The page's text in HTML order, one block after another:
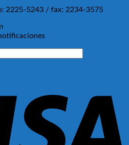
2225-5243 / fax: 2234-3575